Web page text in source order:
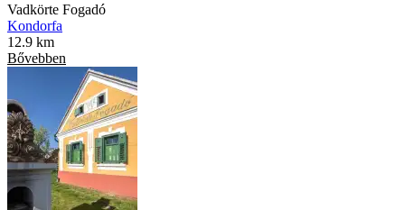
Vadkörte Fogadó
Kondorfa
12.9 km
Bővebben